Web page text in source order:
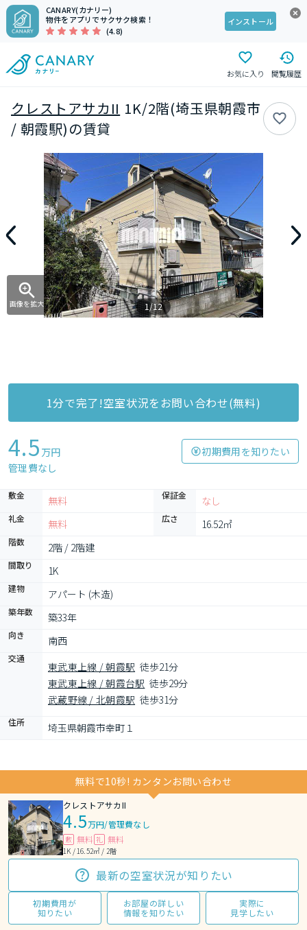
CANARY(カナリー)
物件をアプリでサクサク検索！
(4.8)
インストール
お気に入り 閲覧履歴
クレストアサカII 1K/2階(埼玉県朝霞市
/ 朝霞駅)の賃貸
画像を拡大 1/12
1分で完了!空室状況をお問い合わせ(無料)
4.5 万円
管理費なし
初期費用を知りたい
敷金 無料 保証金 なし
礼金 無料 広さ 16.52㎡
階数 2階 / 2階建
間取り 1K
建物 アパート (木造)
築年数 築33年
向き 南西
交通
東武東上線 / 朝霞駅 徒歩21分
東武東上線 / 朝霞台駅 徒歩29分
武蔵野線 / 北朝霞駅 徒歩31分
住所 埼玉県朝霞市幸町１
無料で10秒! カンタンお問い合わせ
クレストアサカII
4.5万円/管理費なし
敷 無料 礼 無料
1K / 16.52㎡ / 2階
最新の空室状況が知りたい
初期費用が
知りたい
お部屋の詳しい
情報を知りたい
実際に
見学したい